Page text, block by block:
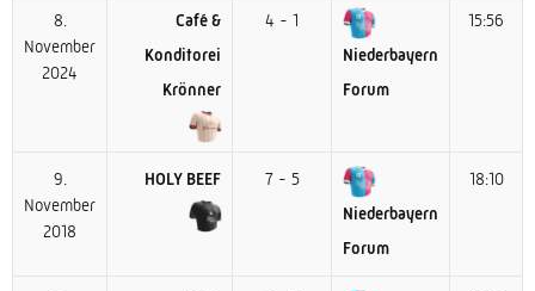
8.
November
2024
Café &
Konditorei
Krönner
4 - 1
Niederbayern
Forum
15:56
9.
November
2018
HOLY BEEF
7 - 5
Niederbayern
Forum
18:10